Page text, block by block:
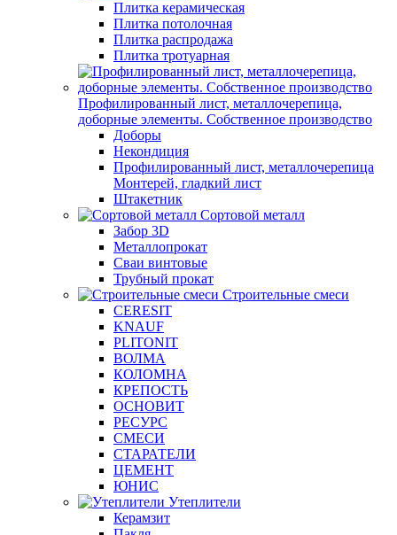
Плитка керамическая
Плитка потолочная
Плитка распродажа
Плитка тротуарная
Профилированный лист, металлочерепица,
доборные элементы. Собственное производство
Доборы
Некондиция
Профилированный лист, металлочерепица
Монтерей, гладкий лист
Штакетник
Сортовой металл
Забор 3D
Металлопрокат
Сваи винтовые
Трубный прокат
Строительные смеси
CERESIT
KNAUF
PLITONIT
ВОЛМА
КОЛОМНА
КРЕПОСТЬ
ОСНОВИТ
РЕСУРС
СМЕСИ
СТАРАТЕЛИ
ЦЕМЕНТ
ЮНИС
Утеплители
Керамзит